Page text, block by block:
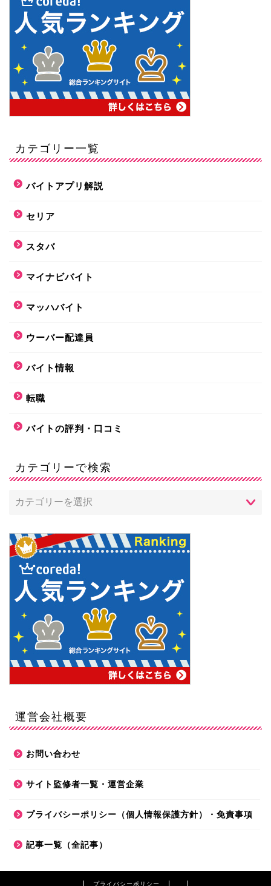
カテゴリー一覧
バイトアプリ解説
セリア
スタバ
マイナビバイト
マッハバイト
ウーバー配達員
バイト情報
転職
バイトの評判・口コミ
カテゴリーで検索
運営会社概要
お問い合わせ
サイト監修者一覧・運営企業
プライバシーポリシー（個人情報保護方針）・免責事項
記事一覧（全記事）
プライバシーポリシー